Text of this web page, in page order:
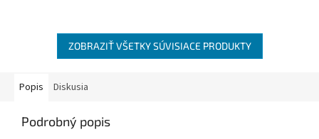
počet...
ZOBRAZIŤ VŠETKY SÚVISIACE PRODUKTY
Popis Diskusia
Podrobný popis